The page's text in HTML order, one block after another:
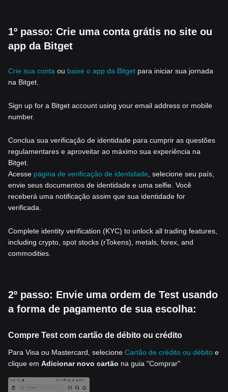
1º passo: Crie uma conta grátis no site ou
app da Bitget
Crie sua conta ou baixe o app da Bitget para iniciar sua jornada
na Bitget.
Sign up for a Bitget account using your email address or mobile
number.
Conclua sua verificação de identidade para cumprir as questões
regulamentares e aproveitar ao máximo sua experiência na
Bitget.
Acesse página de verificação de identidade , selecione seu país,
envie seus documentos de identidade e uma selfie. Você
receberá uma notificação assim que sua identidade for
verificada.
Complete identity verification (KYC) to unlock all trading features,
including crypto, spot stocks (rTokens), metals, forex, and
commodities.
2º passo: Envie uma ordem de Test usando
a forma de pagamento de sua escolha:
Compre Test com cartão de débito ou crédito
Para Visa ou Mastercard, selecione Cartão de crédito ou débito e
clique em Adicionar novo cartão na guia "Comprar"